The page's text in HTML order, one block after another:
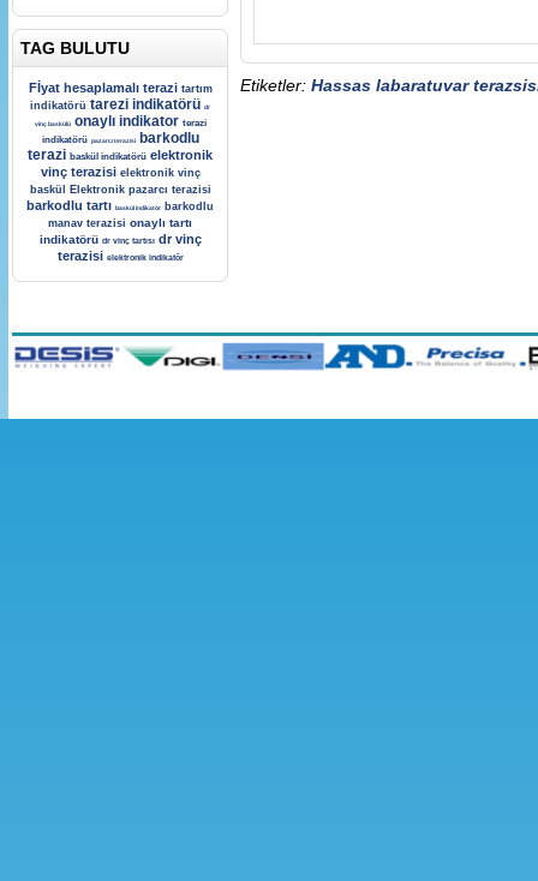
TAG BULUTU
Fİyat hesaplamalı terazi tartım
indikatörü tarezi indikatörü dr
vinç baskülü onaylı indikator terazi
indikatörü pazarcı terazisi
barkodlu
terazi baskül indikatörü elektronik
vinç terazisi elektronik vinç
baskül
Elektronik pazarcı terazisi
barkodlu tartı baskül indikatör
barkodlu
manav terazisi onaylı tartı
indikatörü dr vinç tartısı dr vinç
terazisi elektronik indikatör
Etiketler: Hassas labaratuvar